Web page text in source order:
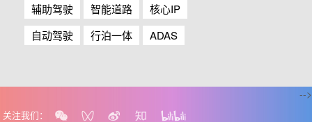
辅助驾驶
智能道路
核心IP
自动驾驶
行泊一体 ADAS
关注我们：
-->